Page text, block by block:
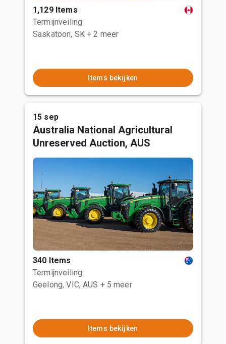
1,129 Items
Termijnveiling
Saskatoon, SK + 2 meer
Items bekijken
15 sep
Australia National Agricultural
Unreserved Auction, AUS
340 Items
Termijnveiling
Geelong, VIC, AUS + 5 meer
Items bekijken